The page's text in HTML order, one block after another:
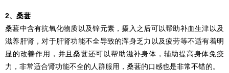
2、桑葚
桑葚中含有抗氧化物质以及锌元素，摄入之后可以帮助补血生津以及
滋养肝肾，对于肝肾功能不全导致的浑身乏力以及疲劳等不适有着明
显的改善作用，并且桑葚还可以帮助滋补身体，辅助提高身体免疫
力，非常适合肾功能不全的人群服用，桑葚的口感也是非常不错的。